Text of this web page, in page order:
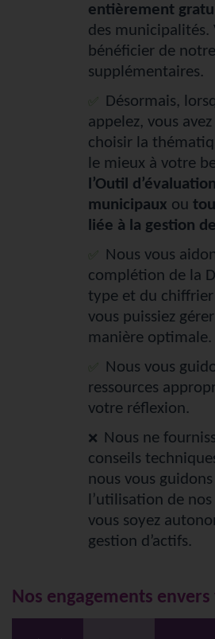
entièrement
des municipalités.
bénéficier de
supplémentaires.
✅
Désormais,
appelez, vous
choisir la
le mieux à votre
l’Outil
municipaux ou
liée à la gestion
✅
Nous vous
complétion de la
type et du
vous puissiez
manière optimale.
✅
Nous vous
ressources
votre réflexion.
❌
Nous ne
conseils
nous vous
l’utilisation de
vous soyez
gestion d’actifs.
Nos engagements envers